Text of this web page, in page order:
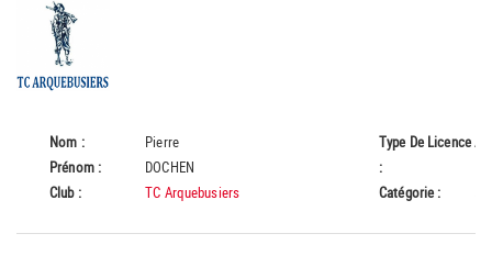
Nom :
Pierre
Prénom :
DOCHEN
Club :
TC Arquebusiers
Type De Licence
:
A
Catégorie :